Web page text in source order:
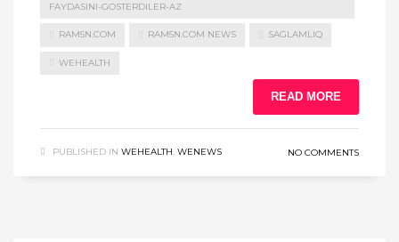
FAYDASINI-GOSTERDILER-AZ
RAM5N.COM RAM5N.COM NEWS SAGLAMLIQ
WEHEALTH
READ MORE
PUBLISHED IN WEHEALTH, WENEWS NO COMMENTS